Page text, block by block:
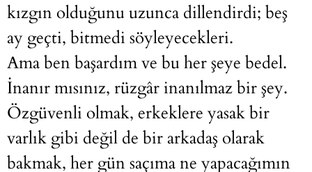
kızgın olduğunu uzunca dillendirdi; beş
ay geçti, bitmedi söyleyecekleri.
Ama ben başardım ve bu her şeye bedel.
İnanır mısınız, rüzgâr inanılmaz bir şey.
Özgüvenli olmak, erkeklere yasak bir
varlık gibi değil de bir arkadaş olarak
bakmak, her gün saçıma ne yapacağımın